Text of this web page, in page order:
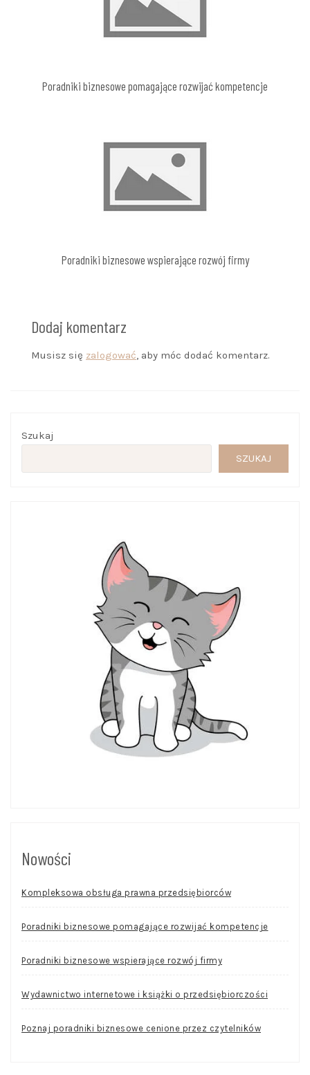
Poradniki biznesowe pomagające rozwijać kompetencje
Poradniki biznesowe wspierające rozwój firmy
Dodaj komentarz
Musisz się zalogować, aby móc dodać komentarz.
Szukaj
SZUKAJ
Nowości
Kompleksowa obsługa prawna przedsiębiorców
Poradniki biznesowe pomagające rozwijać kompetencje
Poradniki biznesowe wspierające rozwój firmy
Wydawnictwo internetowe i książki o przedsiębiorczości
Poznaj poradniki biznesowe cenione przez czytelników